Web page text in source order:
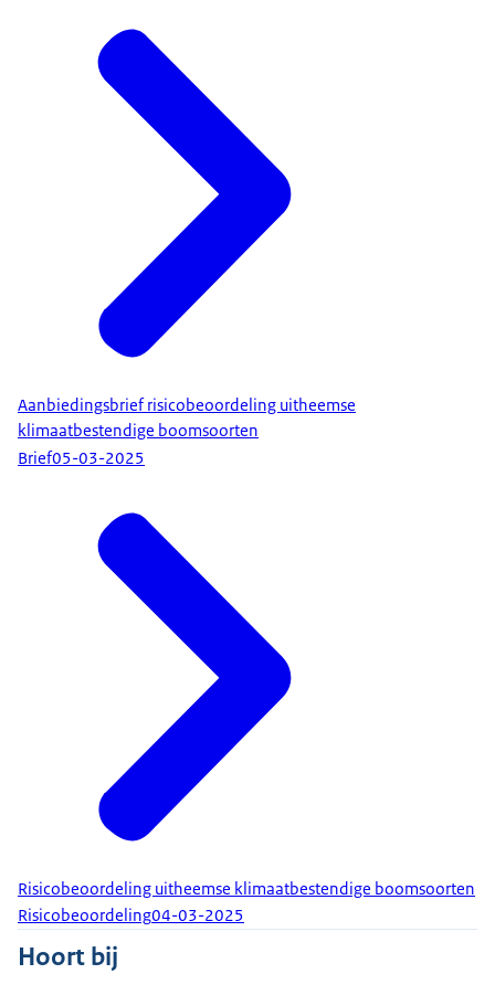
Aanbiedingsbrief risicobeoordeling uitheemse
klimaatbestendige boomsoorten
Brief05-03-2025
Risicobeoordeling uitheemse klimaatbestendige boomsoorten
Risicobeoordeling04-03-2025
Hoort bij